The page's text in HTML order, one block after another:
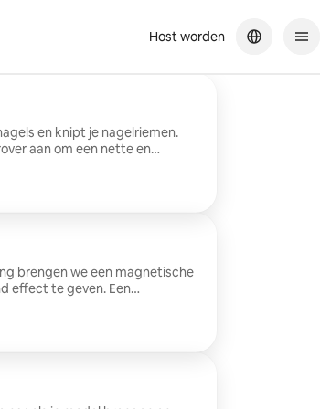
Host worden
en knipt je nagelriemen.
aan om een nette en
extra optie voor
brengen we een magnetische
effect te geven. Een
unieke en verfijnde K-beauty-
verplaatsen om de